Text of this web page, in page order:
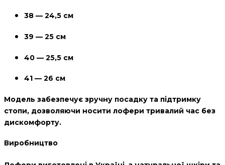
38 — 24,5 см
39 — 25 см
40 — 25,5 см
41 — 26 см
Модель забезпечує зручну посадку та підтримку
стопи, дозволяючи носити лофери тривалий час без
дискомфорту.
Виробництво